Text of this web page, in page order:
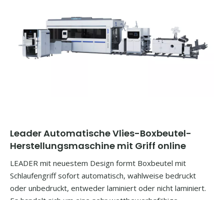
Leader Automatische Vlies-Boxbeutel-
Herstellungsmaschine mit Griff online
LEADER mit neuestem Design formt Boxbeutel mit
Schlaufengriff sofort automatisch, wahlweise bedruckt
oder unbedruckt, entweder laminiert oder nicht laminiert.